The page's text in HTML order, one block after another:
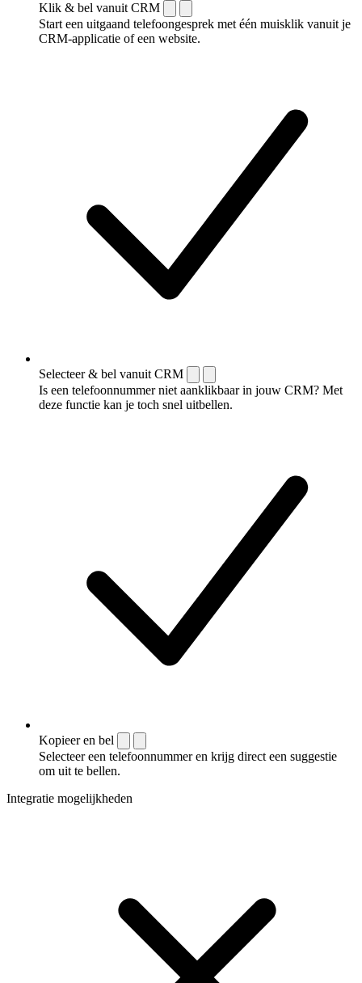
Klik & bel vanuit CRM
Start een uitgaand telefoongesprek met één muisklik vanuit je
CRM-applicatie of een website.
Selecteer & bel vanuit CRM
Is een telefoonnummer niet aanklikbaar in jouw CRM? Met
deze functie kan je toch snel uitbellen.
Kopieer en bel
Selecteer een telefoonnummer en krijg direct een suggestie
om uit te bellen.
Integratie mogelijkheden